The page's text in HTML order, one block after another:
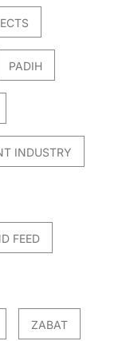
PADIH
INDUSTRY
FEED
ZABAT